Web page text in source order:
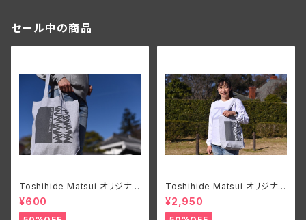
セール中の商品
Toshihide Matsui オリジナル
エコバック
¥600
Toshihide Matsui オリジナル
ロングTシャツ
¥2,950